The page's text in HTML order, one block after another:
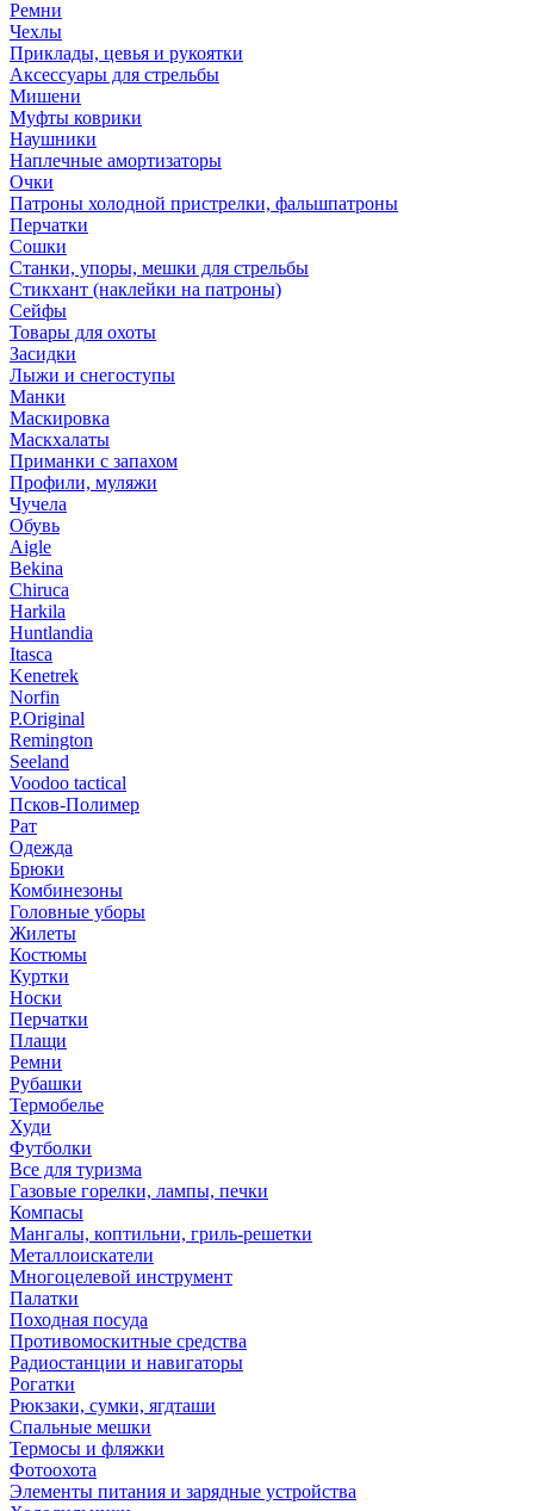
Ремни
Чехлы
Приклады, цевья и рукоятки
Аксессуары для стрельбы
Мишени
Муфты коврики
Наушники
Наплечные амортизаторы
Очки
Патроны холодной пристрелки, фальшпатроны
Перчатки
Сошки
Станки, упоры, мешки для стрельбы
Стикхант (наклейки на патроны)
Сейфы
Товары для охоты
Засидки
Лыжи и снегоступы
Манки
Маскировка
Маскхалаты
Приманки с запахом
Профили, муляжи
Чучела
Обувь
Aigle
Bekina
Chiruсa
Harkila
Huntlandia
Itasca
Kenetrek
Norfin
P.Original
Remington
Seeland
Voodoo tactical
Псков-Полимер
Рат
Одежда
Брюки
Комбинезоны
Головные уборы
Жилеты
Костюмы
Куртки
Носки
Перчатки
Плащи
Ремни
Рубашки
Термобелье
Худи
Футболки
Все для туризма
Газовые горелки, лампы, печки
Компасы
Мангалы, коптильни, гриль-решетки
Металлоискатели
Многоцелевой инструмент
Палатки
Походная посуда
Противомоскитные средства
Радиостанции и навигаторы
Рогатки
Рюкзаки, сумки, ягдташи
Спальные мешки
Термосы и фляжки
Фотоохота
Элементы питания и зарядные устройства